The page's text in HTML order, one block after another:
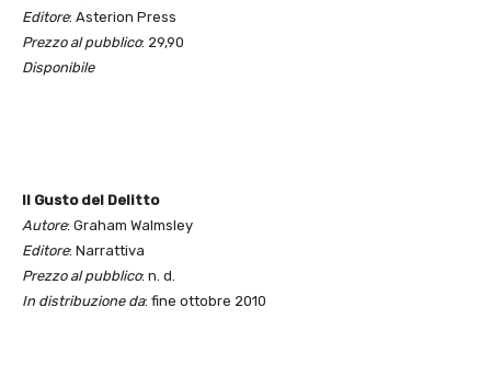
Editore: Asterion Press
Prezzo al pubblico: 29,90
Disponibile
Il Gusto del Delitto
Autore: Graham Walmsley
Editore: Narrattiva
Prezzo al pubblico: n. d.
In distribuzione da: fine ottobre 2010